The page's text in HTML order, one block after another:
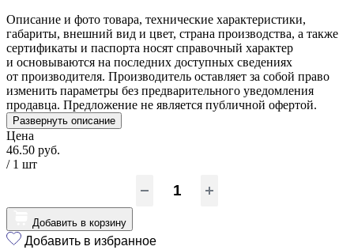
Описание и фото товара, технические характеристики,
габариты, внешний вид и цвет, страна производства, а также
сертификаты и паспорта носят справочный характер
и основываются на последних доступных сведениях
от производителя. Производитель оставляет за собой право
изменить параметры без предварительного уведомления
продавца. Предложение не является публичной офертой.
Развернуть описание
Цена
46.50 руб.
/ 1 шт
Добавить в корзину
Добавить в избранное